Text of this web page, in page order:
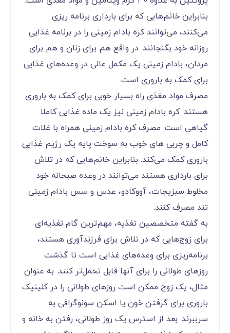
بنابراین خانم‌هایی که برای بارداری برنامه ریزی
می‌‌‌‌‌‌‌‌‌‌‌‌کنند، می‌‌‌‌‌‌‌‌‌‌‌‌توانند کره بادام زمینی را در برنامه غذایی
روزانه خود بگنجانند. در واقع هم برای زنان و هم برای
مردان، بادام زمینی یک مکمل عالی در وعده‌های غذایی
برای کمک به باروری است.
مصرف مواد مغذی راه بسیار خوبی برای کمک به باروری
هستند. کره بادام زمینی نیز یک ماده غذایی کاملا
گیاهی است. مصرف کره بادام زمینی همراه با غلات
کامل و چربی های خوب به سوخت پایه یک رژیم غذایی
باروری کمک می‌‌‌‌‌‌‌‌‌‌‌‌کند. بنابراین خانم‌هایی که در تلاش
برای بارداری هستند می‌‌‌‌‌‌‌‌‌‌‌‌توانند در وعده صبحانه خود
مخلوط سبزیجات، آووکادو، عدس و سس بادام زمینی
تند مصرف کنند.
به گفته متخصصین تغذیه، مهم‌ترین گام تغذیه‌ای
برای زوج‌هایی که در تلاش برای فرزندآوری هستند،
برنامه‌ریزی برای وعده‌های غذایی است تا گذشت
روزهای طولانی را برای آنها قابل تحمل‌تر کنند. به عنوان
مثال، یک زوج ممکن است روزهای طولانی را در کلینیک
باروری برای گرفتن خون یا اسکن سونوگرافی به
سرببرند. بعد از استرس یک روز طولانی، رفتن به خانه و